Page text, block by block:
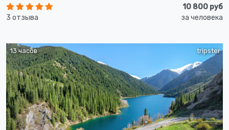
3 отзыва
10 800 руб
за человека
tripster
13 часов